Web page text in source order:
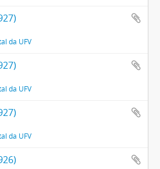
da UFV
da UFV
da UFV